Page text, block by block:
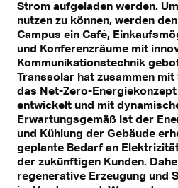
Strom aufgeladen werden.
nutzen zu können, werden
Campus ein Café,
und Konferenzräume mit
Kommunikationstechnik
Transsolar hat zusammen
das Net-Zero-
entwickelt und mit
Erwartungsgemäß ist der
und Kühlung der Gebäude
geplante Bedarf an
der zukünftigen Kunden.
regenerative Erzeugung und